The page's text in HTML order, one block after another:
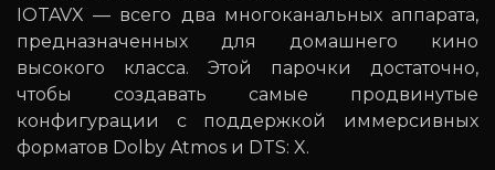
IOTAVX — всего два многоканальных аппарата,
предназначенных для домашнего кино
высокого класса. Этой парочки достаточно,
чтобы создавать самые продвинутые
конфигурации с поддержкой иммерсивных
форматов Dolby Atmos и DTS: X.